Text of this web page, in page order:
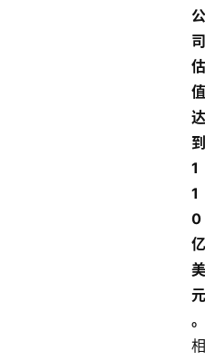
公
司
估
值
达
到
1
1
0
亿
美
元
。
相